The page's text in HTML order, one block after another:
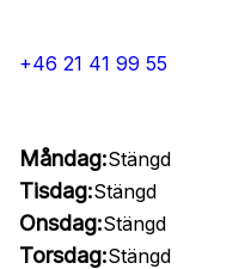
+46 21 41 99 55
Måndag:Stängd
Tisdag:Stängd
Onsdag:Stängd
Torsdag:Stängd